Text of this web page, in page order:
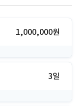
1,000,000원
3일